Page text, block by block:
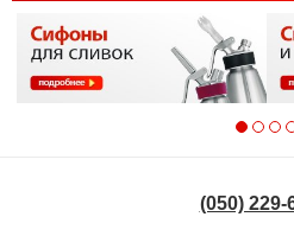
(050) 229-